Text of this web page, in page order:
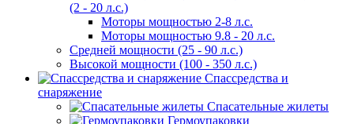
(2 - 20 л.с.)
Моторы мощностью 2-8 л.с.
Моторы мощностью 9.8 - 20 л.с.
Средней мощности (25 - 90 л.с.)
Высокой мощности (100 - 350 л.с.)
Спассредства и
снаряжение
Спасательные жилеты
Гермоупаковки